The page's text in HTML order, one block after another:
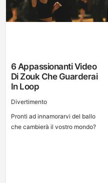
6 Appassionanti Video
Di Zouk Che Guarderai
In Loop
Divertimento
Pronti ad innamorarvi del ballo
che cambierà il vostro mondo?